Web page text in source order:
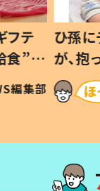
じ
応に
仕方な
編集部
生後8
3年半
てあっ